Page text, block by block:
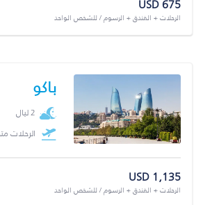
USD 675
الرحلات + الفندق + الرسوم / للشخص الواحد
باكو
2 ليال
الرحلات
USD 1,135
الرحلات + الفندق + الرسوم / للشخص الواحد